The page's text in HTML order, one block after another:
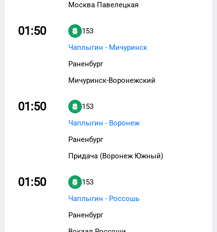
Москва Павелецкая
01:50
153
Чаплыгин - Мичуринск
Раненбург
Мичуринск-Воронежский
01:50
153
Чаплыгин - Воронеж
Раненбург
Придача (Воронеж Южный)
01:50
153
Чаплыгин - Россошь
Раненбург